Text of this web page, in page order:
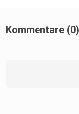
Kommentare (0)